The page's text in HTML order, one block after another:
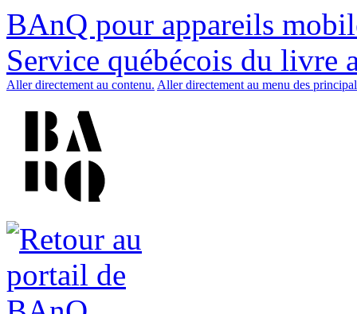
BAnQ pour appareils
Service québécois du livre
Aller directement au contenu. Aller directement au menu des